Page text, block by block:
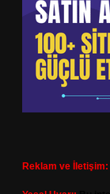
Reklam ve İletişim: